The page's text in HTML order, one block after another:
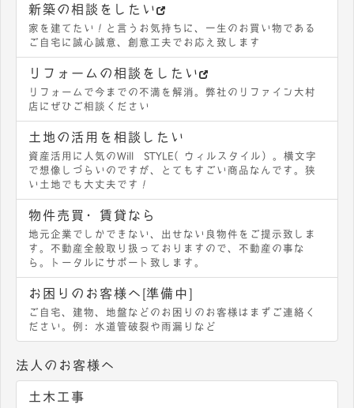
新築の相談をしたい
家を建てたい！と言うお気持ちに、一生のお買い物である
ご自宅に誠心誠意、創意工夫でお応え致します
リフォームの相談をしたい
リフォームで今までの不満を解消。弊社のリファイン大村
店にぜひご相談ください
土地の活用を相談したい
資産活用に人気のWill STYLE（ウィルスタイル）。横文字
で想像しづらいのですが、とてもすごい商品なんです。狭
い土地でも大丈夫です！
物件売買・賃貸なら
地元企業でしかできない、出せない良物件をご提示致しま
す。不動産全般取り扱っておりますので、不動産の事な
ら。トータルにサポート致します。
お困りのお客様へ[準備中]
ご自宅、建物、地盤などのお困りのお客様はまずご連絡く
ださい。例：水道管破裂や雨漏りなど
法人のお客様へ
土木工事